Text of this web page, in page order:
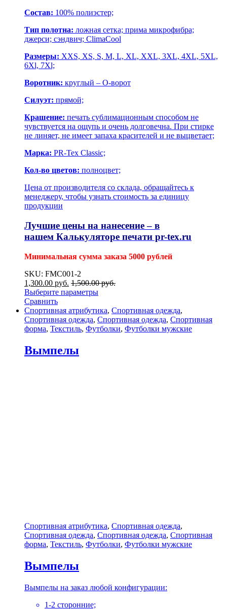
Состав: 100% полиэстер;
Тип полотна: ложная сетка; прима микрофибра;
джерси; сэндвич; ClimaCool
Размеры: XXS, XS, S, M, L, XL, XXL, 3XL, 4XL, 5XL,
6Xl, 7Xl;
Воротник: круглый – О-ворот
Силуэт: прямой;
Крашение: печать сублимационным способом не
чувствуется на ощупь и очень долговечна. При стирке
не линяет, не имеет запаха красителей и не выцветает;
Марка: PR-Tex Classic;
Кол-во цветов: полноцвет;
Цена от производителя со склада, обращайтесь к
менеджеру, чтобы узнать стоимость за единицу
продукции
Лучшие цены на нанесение – в
нашем Калькуляторе печати pr-tex.ru
Минимальная сумма заказа 5000 рублей
SKU: FMC001-2
1,300.00 руб. 1,500.00руб.
Выберите параметры
Сравнить
Спортивная атрибутика, Спортивная одежда,
Спортивная одежда, Спортивная одежда, Спортивная
форма, Текстиль, Футболки, Футболки мужские
Вымпелы
Спортивная атрибутика, Спортивная одежда,
Спортивная одежда, Спортивная одежда, Спортивная
форма, Текстиль, Футболки, Футболки мужские
Вымпелы
Вымпелы на заказ любой конфигурации:
1-2 сторонние;